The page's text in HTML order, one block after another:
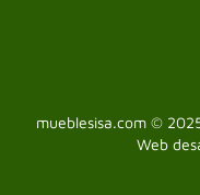
mueblesisa.com ©
Web